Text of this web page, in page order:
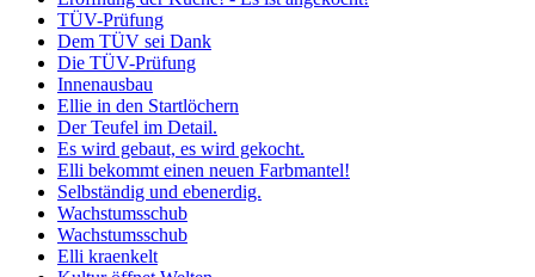
TÜV-Prüfung
Dem TÜV sei Dank
Die TÜV-Prüfung
Innenausbau
Ellie in den Startlöchern
Der Teufel im Detail.
Es wird gebaut, es wird gekocht.
Elli bekommt einen neuen Farbmantel!
Selbständig und ebenerdig.
Wachstumsschub
Wachstumsschub
Elli kraenkelt